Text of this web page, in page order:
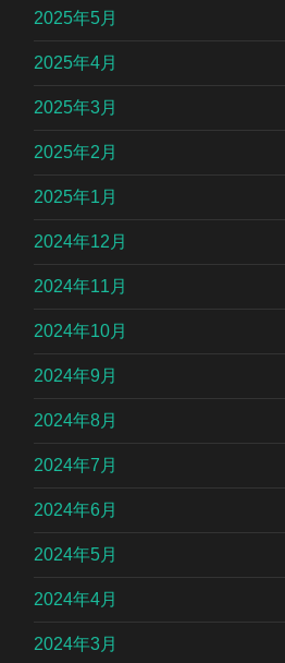
2025年5月
2025年4月
2025年3月
2025年2月
2025年1月
2024年12月
2024年11月
2024年10月
2024年9月
2024年8月
2024年7月
2024年6月
2024年5月
2024年4月
2024年3月